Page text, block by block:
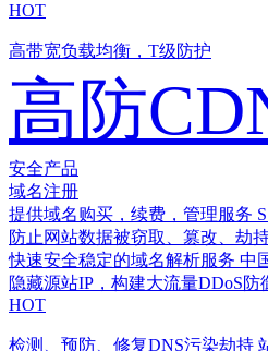
HOT
高带宽负载均衡，T级防护
高防
安全产品
域名注册
提供域名购买，续费，管理服务
防止网站数据被窃取、篡改、劫
快速安全稳定的域名解析服务 中
隐藏源站IP，构建大流量DDoS防
HOT
检测、预防、修复DNS污染劫持